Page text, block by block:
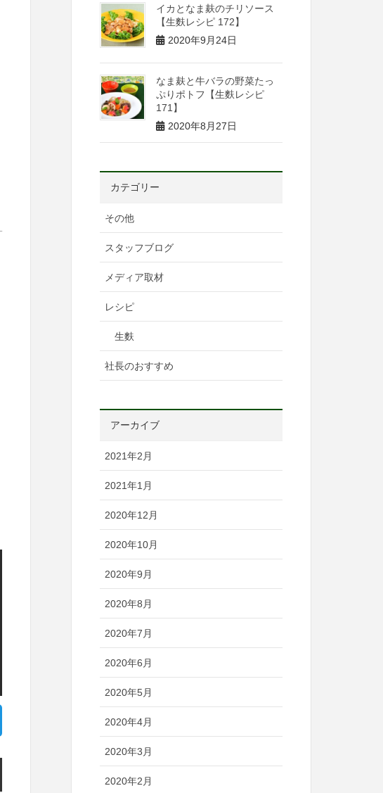
イカとなま麸のチリソース
【生麩レシピ 172】
2020年9月24日
なま麸と牛バラの野菜たっ
ぷりポトフ【生麩レシピ
171】
2020年8月27日
カテゴリー
その他
スタッフブログ
メディア取材
レシピ
生麩
社長のおすすめ
アーカイブ
2021年2月
2021年1月
2020年12月
2020年10月
2020年9月
2020年8月
2020年7月
2020年6月
2020年5月
2020年4月
2020年3月
2020年2月